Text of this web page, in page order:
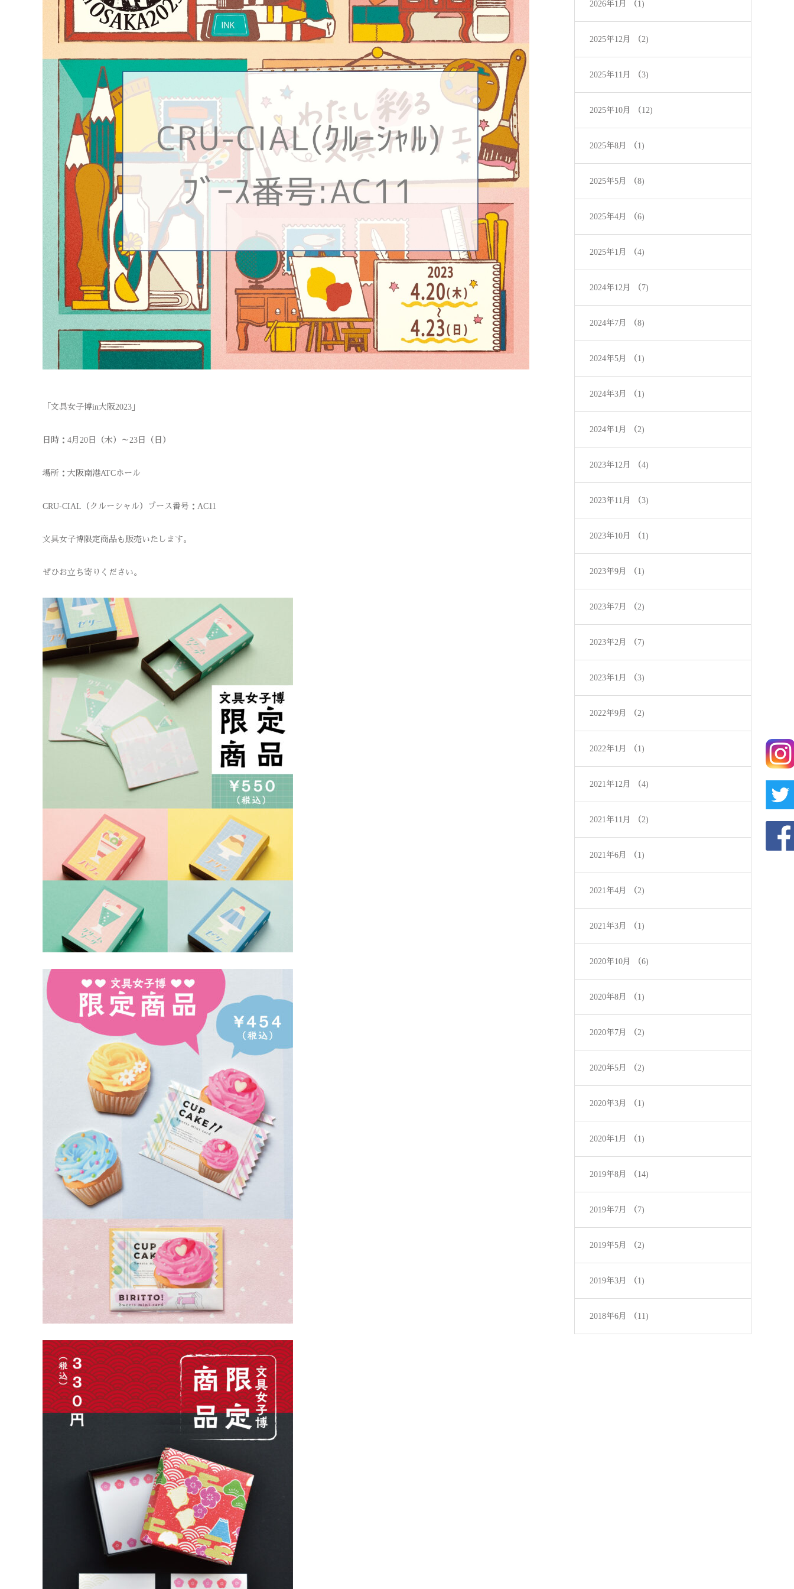
「文具女子博in大阪2023」
日時：4月20日（木）～23日（日）
場所：大阪南港ATCホール
CRU-CIAL（クルーシャル）ブース番号：AC11
文具女子博限定商品も販売いたします。
ぜひお立ち寄りください。
2026年1月 （1)
2025年12月 （2)
2025年11月 （3)
2025年10月 （12)
2025年8月 （1)
2025年5月 （8)
2025年4月 （6)
2025年1月 （4)
2024年12月 （7)
2024年7月 （8)
2024年5月 （1)
2024年3月 （1)
2024年1月 （2)
2023年12月 （4)
2023年11月 （3)
2023年10月 （1)
2023年9月 （1)
2023年7月 （2)
2023年2月 （7)
2023年1月 （3)
2022年9月 （2)
2022年1月 （1)
2021年12月 （4)
2021年11月 （2)
2021年6月 （1)
2021年4月 （2)
2021年3月 （1)
2020年10月 （6)
2020年8月 （1)
2020年7月 （2)
2020年5月 （2)
2020年3月 （1)
2020年1月 （1)
2019年8月 （14)
2019年7月 （7)
2019年5月 （2)
2019年3月 （1)
2018年6月 （11)